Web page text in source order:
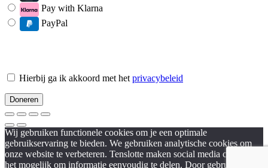
Pay with Klarna
PayPal
Hierbij ga ik akkoord met het privacybeleid
Wij gebruiken functionele cookies om je een optimale
gebruikservaring te bieden. We gebruiken analytische cookies om
onze website te verbeteren. Tenslotte maken social media cookies
het mogelijk om informatie eenvoudig te delen. Door gebruik te